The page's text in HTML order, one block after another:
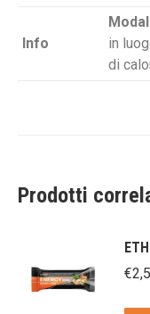
Info
in
di
Prodotti
€